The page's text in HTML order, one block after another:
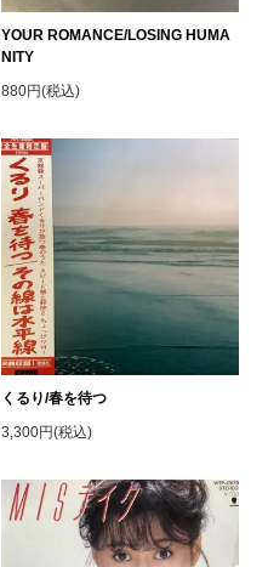
YOUR ROMANCE/LOSING HUMA
NITY
880円(税込)
くるり/春を待つ
3,300円(税込)